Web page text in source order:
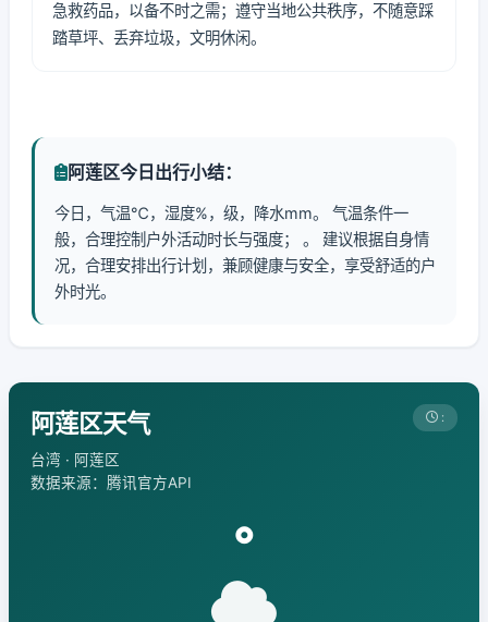
急救药品，以备不时之需；遵守当地公共秩序，不随意踩
踏草坪、丢弃垃圾，文明休闲。
阿莲区今日出行小结：
今日，气温℃，湿度%，级，降水mm。 气温条件一
般，合理控制户外活动时长与强度； 。 建议根据自身情
况，合理安排出行计划，兼顾健康与安全，享受舒适的户
外时光。
阿莲区天气
台湾 · 阿莲区
数据来源：腾讯官方API
:
°